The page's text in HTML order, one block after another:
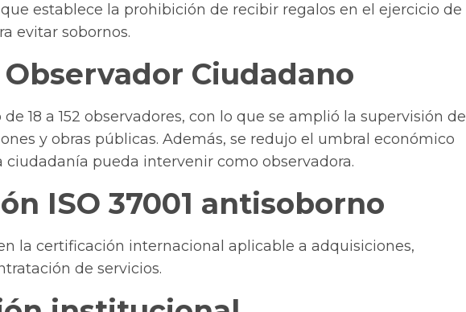
establece la prohibición de recibir regalos en el ejercicio de
evitar sobornos.
Ciudadano
18 a 152 observadores, con lo que se amplió la supervisión de
y obras públicas. Además, se redujo el umbral económico
ciudadanía pueda intervenir como observadora.
ISO 37001 antisoborno
la certificación internacional aplicable a adquisiciones,
de servicios.